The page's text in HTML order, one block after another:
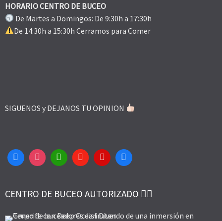
HORARIO CENTRO DE BUCEO
De Martes a Domingos: De 9:30h a 17:30h
De 14:30h a 15:30h Cerramos para Comer
SIGUENOS y DEJANOS TU OPINION
CENTRO DE BUCEO AUTORIZADO 👌🏻